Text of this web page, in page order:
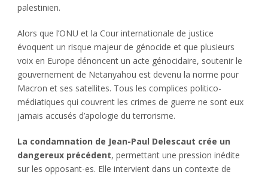
palestinien.
Alors que l’ONU et la Cour internationale de justice
évoquent un risque majeur de génocide et que plusieurs
voix en Europe dénoncent un acte génocidaire, soutenir le
gouvernement de Netanyahou est devenu la norme pour
Macron et ses satellites. Tous les complices politico-
médiatiques qui couvrent les crimes de guerre ne sont eux
jamais accusés d’apologie du terrorisme.
La condamnation de Jean-Paul Delescaut crée un
dangereux précédent, permettant une pression inédite
sur les opposant-es. Elle intervient dans un contexte de